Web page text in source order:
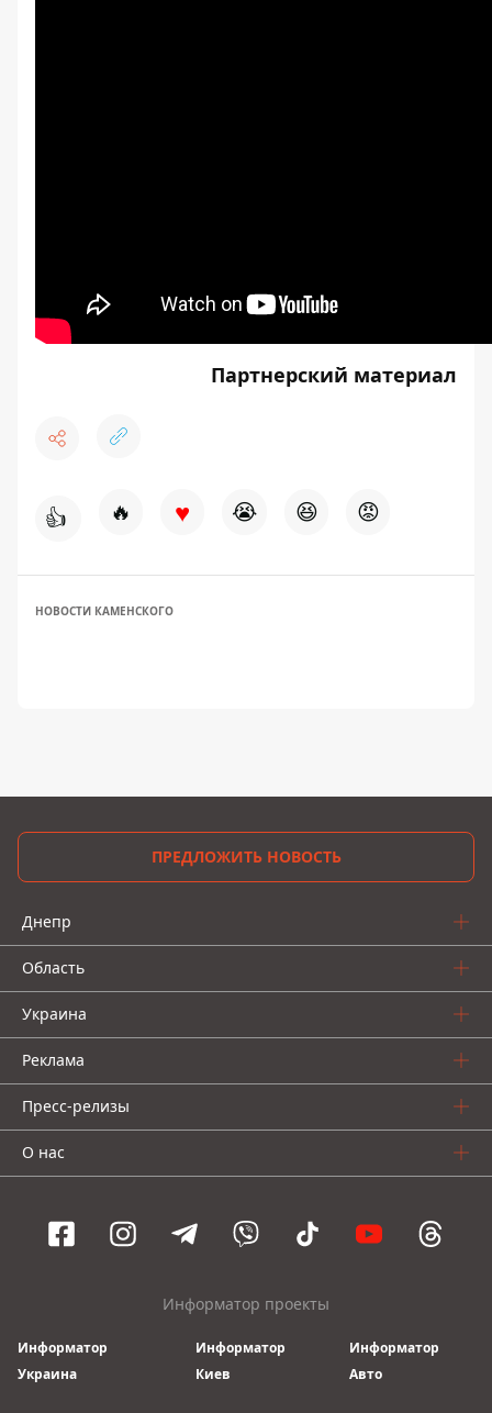
Партнерский материал
👍 🔥 ♥ 😭 😆 😡
НОВОСТИ КАМЕНСКОГО
ПРЕДЛОЖИТЬ НОВОСТЬ
Днепр
Область
Украина
Реклама
Пресс-релизы
О нас
Информатор проекты
Информатор
Украина
Информатор
Киев
Информатор
Авто